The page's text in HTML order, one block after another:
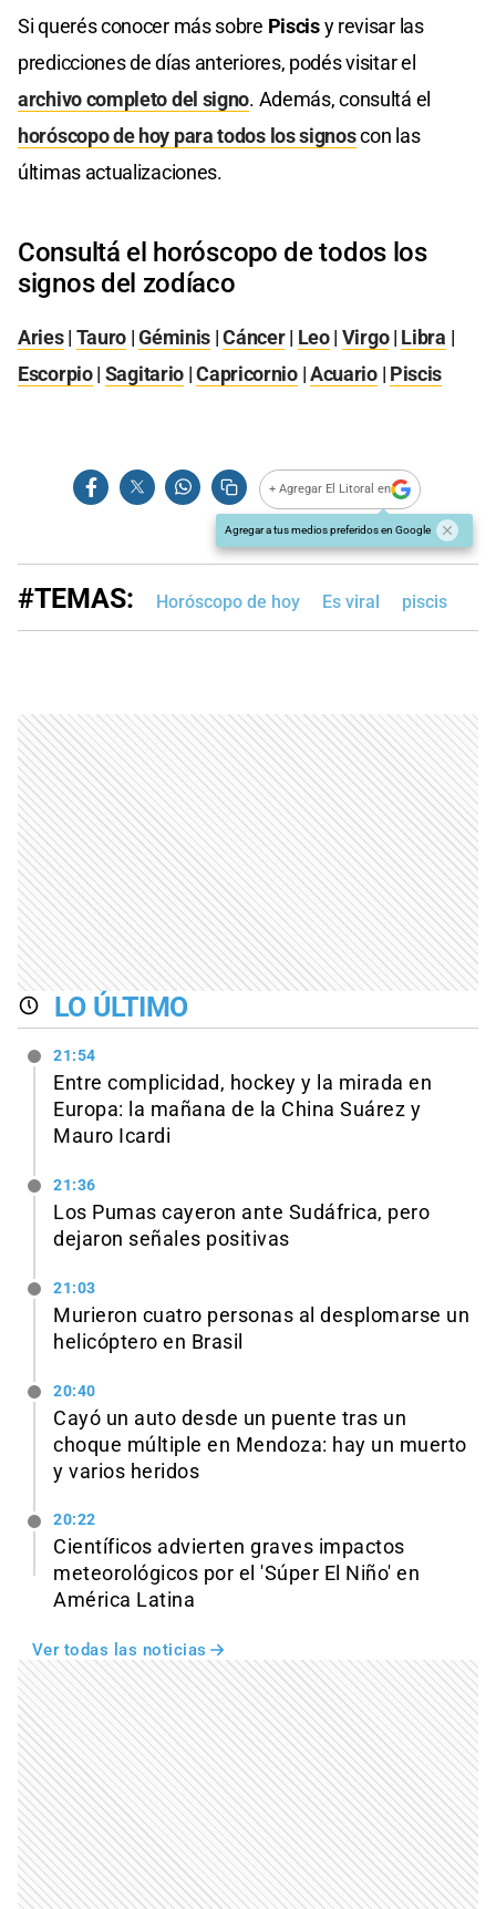
Si querés conocer más sobre Piscisy revisar las
predicciones de días anteriores, podés visitar el
archivo completo del signo. Además, consultá el
horóscopo de hoy para todos los signoscon las
últimas actualizaciones.
Consultá el horóscopo de todos los
signos del zodíaco
Aries| Tauro |Géminis |Cáncer| Leo| Virgo| Libra |
Escorpio| Sagitario |Capricornio|Acuario| Piscis
+ Agregar El Litoral en
Agregar a tus medios preferidos en Google
#TEMAS: Horóscopo de hoy Es viral piscis
LO ÚLTIMO
21:54
Entre complicidad, hockey y la mirada en
Europa: la mañana de la China Suárez y
Mauro Icardi
21:36
Los Pumas cayeron ante Sudáfrica, pero
dejaron señales positivas
21:03
Murieron cuatro personas al desplomarse un
helicóptero en Brasil
20:40
Cayó un auto desde un puente tras un
choque múltiple en Mendoza: hay un muerto
y varios heridos
20:22
Científicos advierten graves impactos
meteorológicos por el 'Súper El Niño' en
América Latina
Ver todas las noticias